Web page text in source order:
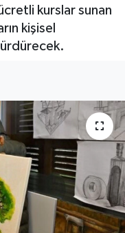
kurslar sunan
kişisel